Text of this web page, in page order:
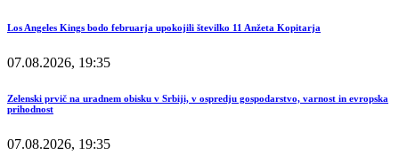
Los Angeles Kings bodo februarja upokojili številko 11 Anžeta Kopitarja
07.08.2026, 19:35
Zelenski prvič na uradnem obisku v Srbiji, v ospredju gospodarstvo, varnost in evropska
prihodnost
07.08.2026, 19:35